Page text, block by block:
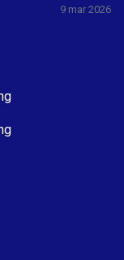
9 mar 2026